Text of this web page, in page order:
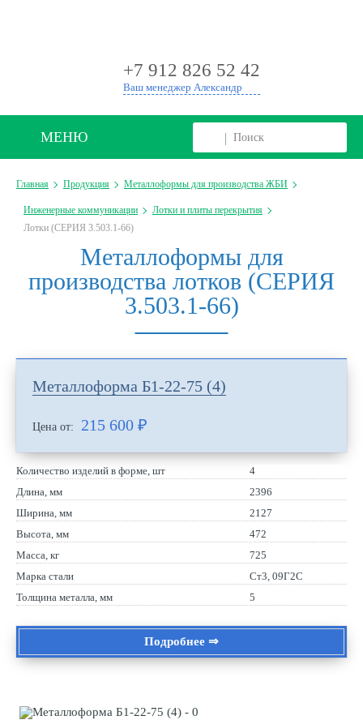
+7 912 826 52 42
Ваш менеджер Александр
МЕНЮ
Главная Продукция Металлоформы для производства ЖБИ
Инженерные коммуникации
Лотки и плиты перекрытия
Лотки (СЕРИЯ 3.503.1-66)
Металлоформы для
производства лотков (СЕРИЯ
3.503.1-66)
Металлоформа Б1-22-75 (4)
Цена от: 215 600 ₽
Количество изделий в форме, шт
4
Длина, мм
2396
Ширина, мм
2127
Высота, мм
472
Масса, кг
725
Марка стали
Ст3, 09Г2С
Толщина металла, мм
5
Подробнее ⇒